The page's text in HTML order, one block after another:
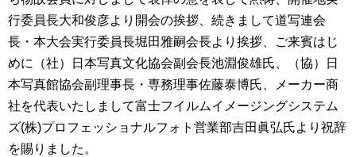
行委員長大和俊彦より開会の挨拶、続きまして道写連会
長・本大会実行委員長堀田雅嗣会長より挨拶、ご来賓はじ
めに（社）日本写真文化協会副会長池淵俊雄氏、（協）日
本写真館協会副理事長・専務理事佐藤泰博氏、メーカー商
社を代表いたしまして富士フイルムイメージングシステム
ズ(株)プロフェッショナルフォト営業部吉田眞弘氏より祝辞
を賜りました。